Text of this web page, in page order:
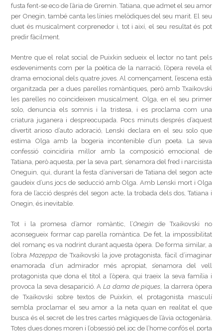
fusta fent-se eco de l’ària de Gremin. Tatiana, que admet el seu amor
per Onegin, també canta les línies melòdiques del seu marit. El seu
duet és musicalment corprenedor i, tot i així, el seu resultat és pot
predir fàcilment.
Mentre que el relat social de Puixkin sedueix el lector no tant pels
esdeveniments com per la poètica de la narració, l’òpera revela el
drama emocional dels quatre joves. Al començament, l’escena està
organitzada per a dues parelles romàntiques, però amb Txaikovski
les parelles no coincideixen musicalment. Olga, en el seu primer
solo, denuncia els somnis i la tristesa, i es proclama com una
criatura juganera i despreocupada. Pocs minuts després d’aquest
divertit arioso d’auto adoració, Lenski declara en el seu solo que
estima Olga amb la bogeria incontenible d’un poeta. La seva
confessió coincidiria millor amb la composició emocional de
Tatiana, però aquesta, per la seva part, s’enamora del fred i narcisista
Oneguin, qui, durant la festa d’aniversari de Tatiana del segon acte
gaudeix d’uns jocs de seducció amb Olga. Amb Lenski mort i Olga
fora de l’acció després del segon acte, la trobada dels dos, Tatiana i
Onegin, és inevitable.
Tot i la promesa d’amor romàntic, l’Oneginde Txaikovski no
aconsegueix formar cap parella romàntica. De fet, la impossibilitat
del romanç es va nodrint durant aquesta òpera. De forma similar, a
l’obraMazeppa de Txaikovski la jove protagonista, fàcil d’imaginar
enamorada d’un admirador més apropiat, s’enamora del vell
protagonista que dona el títol a l’òpera, qui traeix la seva família i
provoca la seva desaparició. ALa dama de piques, la darrera òpera
de Txaikovski sobre textos de Puixkin, el protagonista masculí
sembla proclamar el seu amor a la neta quan en realitat el que
busca és el secret de les tres cartes màgiques de l’àvia octogenària.
Totes dues dones moren i l’obsessió pel joc de l’home confós el porta